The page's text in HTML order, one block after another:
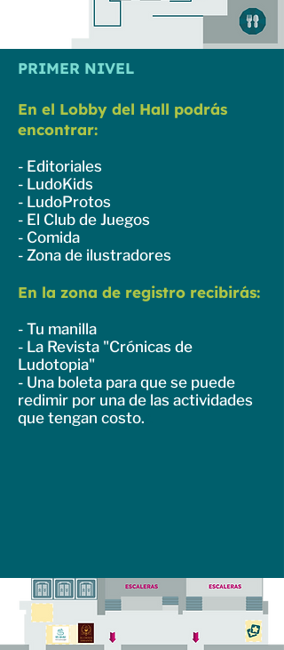
PRIMER NIVEL
En el Lobby del Hall podrás
encontrar:
- Editoriales
- LudoKids
- LudoProtos
- El Club de Juegos
- Comida
- Zona de ilustradores
En la zona de registro recibirás:
- Tu manilla
- La Revista "Crónicas de
Ludotopia"
- Una boleta para que se puede
redimir por una de las actividades
que tengan costo.